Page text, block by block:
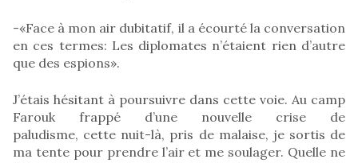
-«Face à mon air dubitatif, il a écourté la conversation
en ces termes: Les diplomates n’étaient rien d’autre
que des espions».
J’étais hésitant à poursuivre dans cette voie. Au camp
Farouk frappé d’une nouvelle crise de
paludisme, cette nuit-là, pris de malaise, je sortis de
ma tente pour prendre l’air et me soulager. Quelle ne